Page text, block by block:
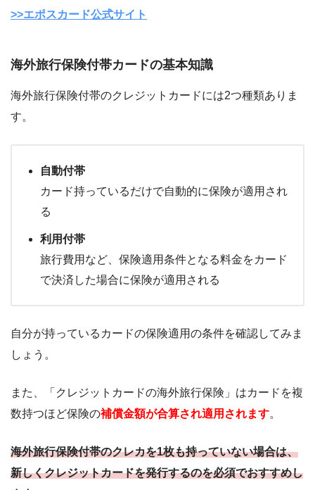
>>エポスカード公式サイト
海外旅行保険付帯カードの基本知識
海外旅行保険付帯のクレジットカードには2つ種類ありま
す。
自動付帯
カード持っているだけで自動的に保険が適用され
る
利用付帯
旅行費用など、保険適用条件となる料金をカード
で決済した場合に保険が適用される
自分が持っているカードの保険適用の条件を確認してみま
しょう。
また、「クレジットカードの海外旅行保険」はカードを複
数持つほど保険の補償金額が合算され適用されます。
海外旅行保険付帯のクレカを1枚も持っていない場合は、
新しくクレジットカードを発行するのを必須でおすすめし